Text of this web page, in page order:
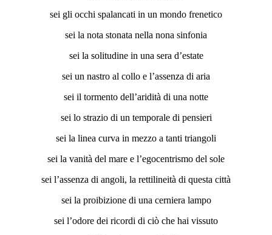
sei gli occhi spalancati in un mondo frenetico
sei la nota stonata nella nona sinfonia
sei la solitudine in una sera d’estate
sei un nastro al collo e l’assenza di aria
sei il tormento dell’aridità di una notte
sei lo strazio di un temporale di pensieri
sei la linea curva in mezzo a tanti triangoli
sei la vanità del mare e l’egocentrismo del sole
sei l’assenza di angoli, la rettilineità di questa città
sei la proibizione di una cerniera lampo
sei l’odore dei ricordi di ciò che hai vissuto